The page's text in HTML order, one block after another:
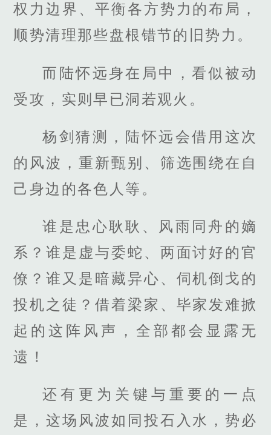
权力边界、平衡各方势力的布局，
顺势清理那些盘根错节的旧势力。
而陆怀远身在局中，看似被动
受攻，实则早已洞若观火。
杨剑猜测，陆怀远会借用这次
的风波，重新甄别、筛选围绕在自
己身边的各色人等。
谁是忠心耿耿、风雨同舟的嫡
系？谁是虚与委蛇、两面讨好的官
僚？谁又是暗藏异心、伺机倒戈的
投机之徒？借着梁家、毕家发难掀
起的这阵风声，全部都会显露无
遗！
还有更为关键与重要的一点
是，这场风波如同投石入水，势必